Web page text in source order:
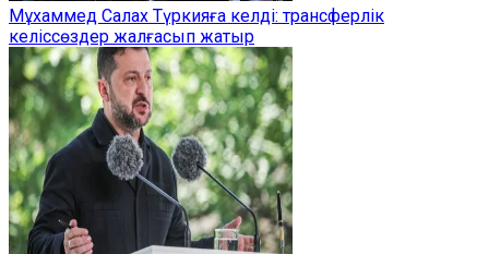
Мұхаммед Салах Түркияға келді: трансферлік
келіссөздер жалғасып жатыр